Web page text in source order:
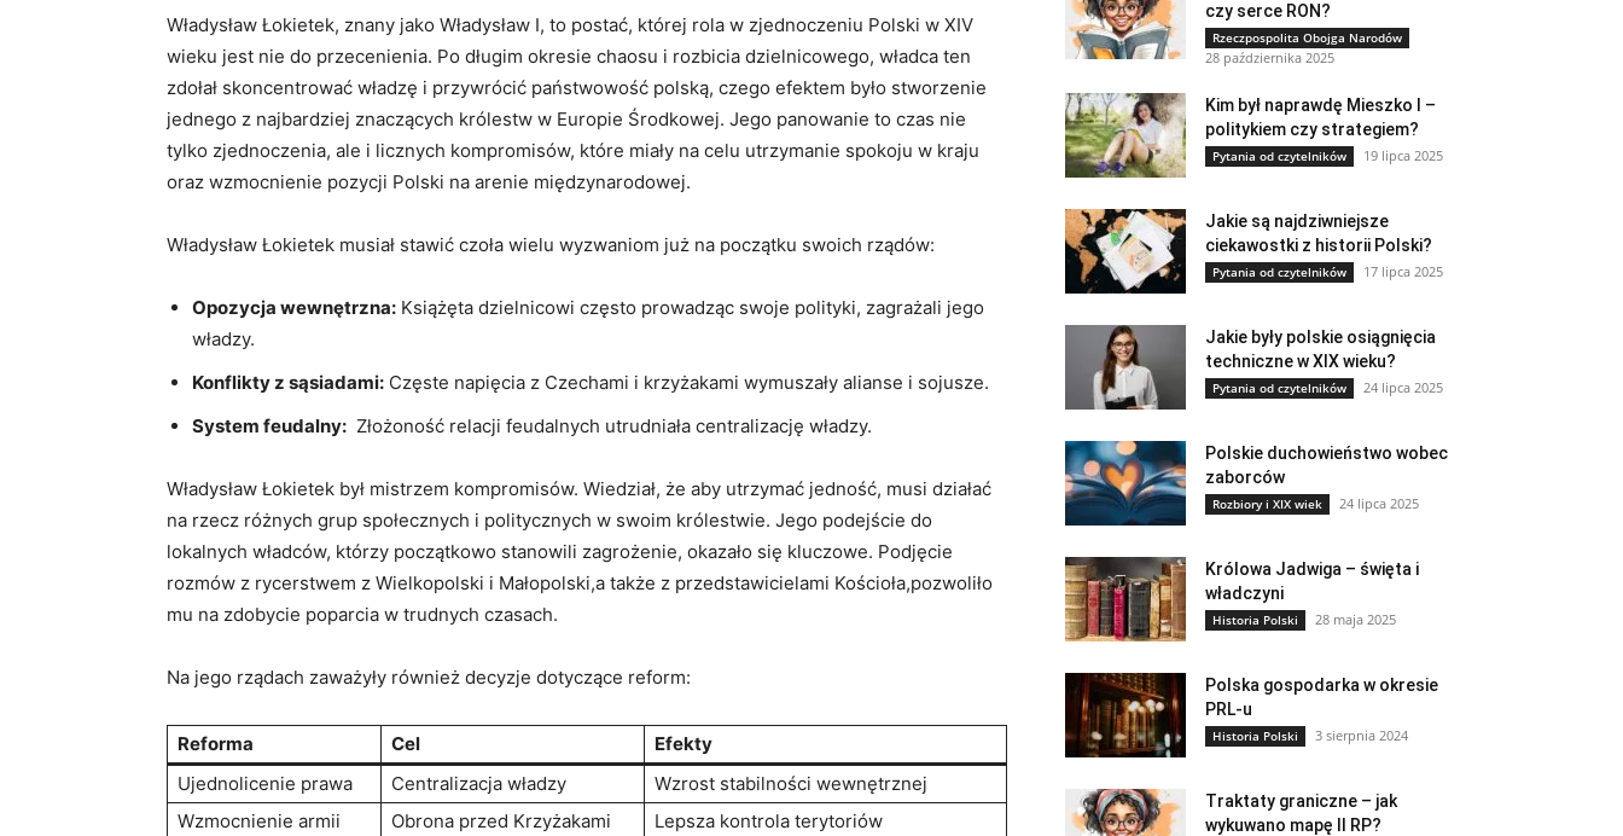
Władysław‌ Łokietek, znany jako Władysław⁢ I, to postać, ‌której rola w zjednoczeniu ⁤Polski w XIV​
wieku jest nie do przecenienia. Po długim okresie‌ chaosu i rozbicia dzielnicowego, władca ten
zdołał skoncentrować władzę ‍i przywrócić państwowość polską, czego ​efektem było⁣ stworzenie
jednego z najbardziej⁢ znaczących królestw‍ w ⁣Europie Środkowej.⁢ Jego panowanie⁢ to czas nie
tylko zjednoczenia, ale i licznych kompromisów, które miały na celu​ utrzymanie spokoju w kraju
oraz⁤ wzmocnienie pozycji Polski ⁣na arenie międzynarodowej.
Władysław Łokietek ‍musiał stawić czoła wielu wyzwaniom już na​ początku swoich⁤ rządów:
Opozycja wewnętrzna: Książęta dzielnicowi często prowadząc ‌swoje polityki, zagrażali jego
władzy.
Konflikty z sąsiadami: Częste napięcia z Czechami i krzyżakami wymuszały alianse i sojusze.
System ⁣feudalny: ‌ Złożoność relacji feudalnych utrudniała centralizację ‌władzy.
Władysław ‍Łokietek ⁤był mistrzem kompromisów. Wiedział, że aby⁢ utrzymać jedność, musi działać
na​ rzecz różnych grup społecznych i politycznych w swoim królestwie. Jego podejście do
lokalnych władców, ⁣którzy ⁣początkowo stanowili ‌zagrożenie, okazało ​się kluczowe. ⁢Podjęcie
rozmów⁤ z‌ rycerstwem z Wielkopolski i Małopolski,a​ także z przedstawicielami⁣ Kościoła,pozwoliło
mu⁣ na zdobycie poparcia ‌w trudnych czasach.
Na jego rządach​ zaważyły również decyzje dotyczące ‍reform:
Reforma Cel
Efekty
Ujednolicenie prawa
Centralizacja władzy
Wzrost stabilności⁤ wewnętrznej
Wzmocnienie armii
Obrona przed Krzyżakami
Lepsza kontrola terytoriów
czy serce RON?
Rzeczpospolita Obojga Narodów
28 października 2025
Kim był naprawdę Mieszko I –
politykiem czy strategiem?
Pytania od czytelników 19 lipca 2025
Jakie są najdziwniejsze
ciekawostki z historii Polski?
Pytania od czytelników 17 lipca 2025
Jakie były polskie osiągnięcia
techniczne w XIX wieku?
Pytania od czytelników 24 lipca 2025
Polskie duchowieństwo wobec
zaborców
Rozbiory i XIX wiek 24 lipca 2025
Królowa Jadwiga – święta i
władczyni
Historia Polski 28 maja 2025
Polska gospodarka w okresie
PRL-u
Historia Polski 3 sierpnia 2024
Traktaty graniczne – jak
wykuwano mapę II RP?